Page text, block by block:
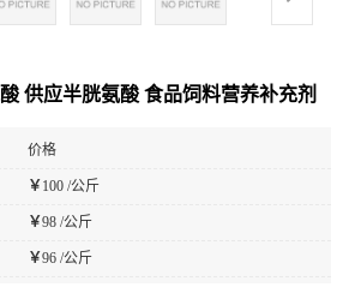
供应半胱氨酸 食品饲料营养补充剂
价格
￥ 100 /公斤
￥98 /公斤
￥96 /公斤